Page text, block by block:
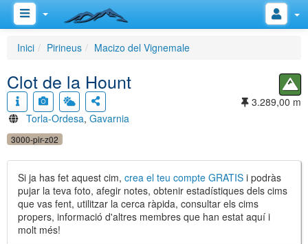
Inici Pirineus Macizo del Vignemale
Clot de la Hount
Torla-Ordesa, Gavarnia
3.289,00 m
3000-pir-z02
Si ja has fet aquest cim, crea el teu compte GRATIS i podràs
pujar la teva foto, afegir notes, obtenir estadístiques dels cims
que vas fent, utilitzar la cerca ràpida, consultar els cims
propers, informació d'altres membres que han estat aquí i
molt més!